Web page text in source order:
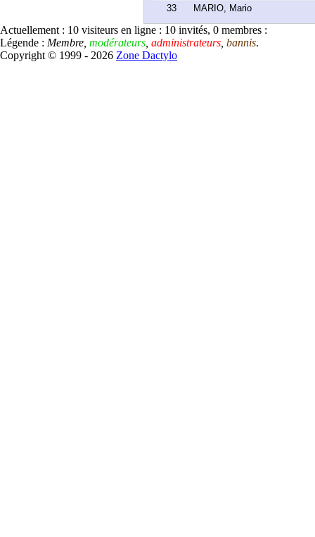
33
MARIO, Mario
Actuellement : 10 visiteurs en ligne : 10 invités, 0 membres :
Légende : Membre modérateurs administrateurs bannis.
Copyright © 1999 - 2026 Zone Dactylo